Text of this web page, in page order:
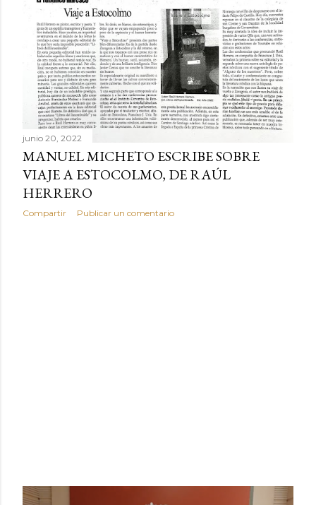
r
s
junio 20, 2022
MANUEL MICHETO ESCRIBE SOBRE
VIAJE A ESTOCOLMO, DE RAÚL
HERRERO
Compartir Publicar un comentario